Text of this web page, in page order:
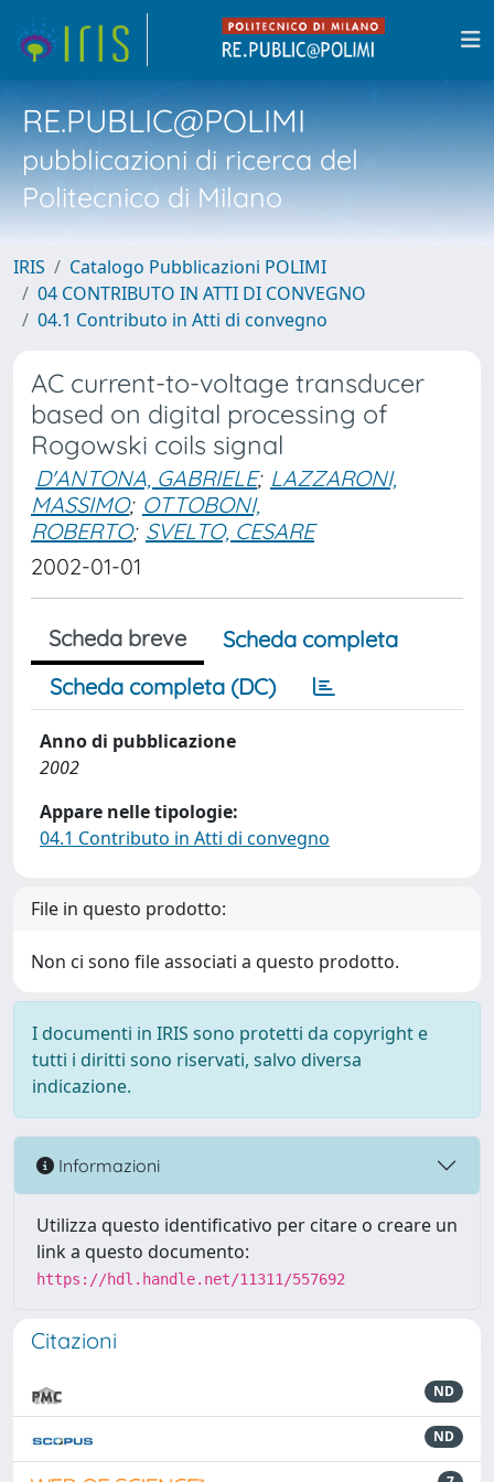
RE.PUBLIC@POLIMI
pubblicazioni di ricerca del
Politecnico di Milano
IRIS
Catalogo Pubblicazioni POLIMI
04 CONTRIBUTO IN ATTI DI CONVEGNO
04.1 Contributo in Atti di convegno
AC current-to-voltage transducer
based on digital processing of
Rogowski coils signal
D'ANTONA, GABRIELE; LAZZARONI,
MASSIMO; OTTOBONI,
ROBERTO; SVELTO, CESARE
2002-01-01
Scheda breve
Scheda completa
Scheda completa (DC)
Anno di pubblicazione
2002
Appare nelle tipologie:
04.1 Contributo in Atti di convegno
File in questo prodotto:
Non ci sono file associati a questo prodotto.
I documenti in IRIS sono protetti da copyright e
tutti i diritti sono riservati, salvo diversa
indicazione.
Informazioni
Utilizza questo identificativo per citare o creare un
link a questo documento:
https://hdl.handle.net/11311/557692
Citazioni
ND
ND